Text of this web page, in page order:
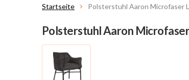
Startseite Polsterstuhl Aaron Microfaser
Polsterstuhl Aaron